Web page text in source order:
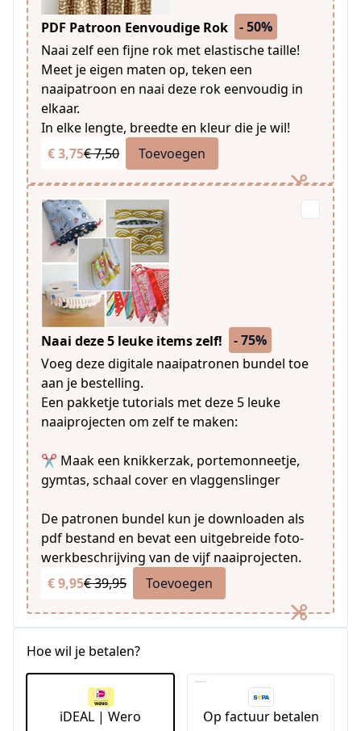
PDF Patroon Eenvoudige Rok
- 50%
Naai zelf een fijne rok met elastische taille!
Meet je eigen maten op, teken een
naaipatroon en naai deze rok eenvoudig in
elkaar.
In elke lengte, breedte en kleur die je wil!
€ 3,75€ 7,50 Toevoegen
Naai deze 5 leuke items zelf!
- 75%
Voeg deze digitale naaipatronen bundel toe
aan je bestelling.
Een pakketje tutorials met deze 5 leuke
naaiprojecten om zelf te maken:
✂️ Maak een knikkerzak, portemonneetje,
gymtas, schaal cover en vlaggenslinger
De patronen bundel kun je downloaden als
pdf bestand en bevat een uitgebreide foto-
werkbeschrijving van de vijf naaiprojecten.
€ 9,95€ 39,95 Toevoegen
Hoe wil je betalen?
iDEAL | Wero Op factuur betalen